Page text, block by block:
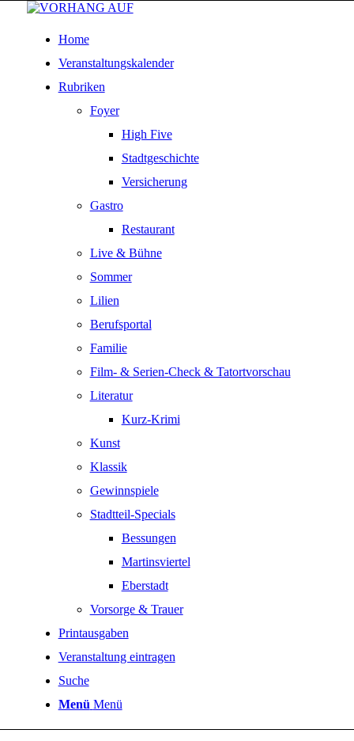
Home
Veranstaltungskalender
Rubriken
Foyer
High Five
Stadtgeschichte
Versicherung
Gastro
Restaurant
Live & Bühne
Sommer
Lilien
Berufsportal
Familie
Film- & Serien-Check & Tatortvorschau
Literatur
Kurz-Krimi
Kunst
Klassik
Gewinnspiele
Stadtteil-Specials
Bessungen
Martinsviertel
Eberstadt
Vorsorge & Trauer
Printausgaben
Veranstaltung eintragen
Suche
Menü Menü